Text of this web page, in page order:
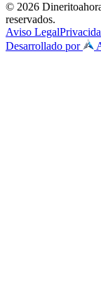
© 2026
reservados.
Aviso Legal
Desarrollado por